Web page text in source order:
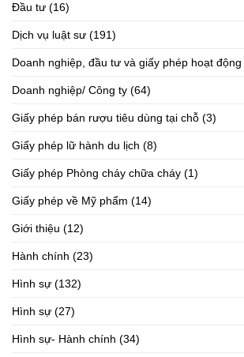
Đầu tư (16)
Dịch vụ luật sư (191)
Doanh nghiệp, đầu tư và giấy phép hoạt động
Doanh nghiệp/ Công ty (64)
Giấy phép bán rượu tiêu dùng tại chỗ (3)
Giấy phép lữ hành du lịch (8)
Giấy phép Phòng cháy chữa cháy (1)
Giấy phép về Mỹ phẩm (14)
Giới thiệu (12)
Hành chính (23)
Hình sự (132)
Hình sự (27)
Hình sự- Hành chính (34)